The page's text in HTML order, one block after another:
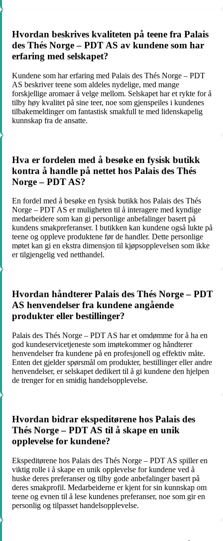
Hvordan beskrives kvaliteten på teene fra Palais
des Thés Norge – PDT AS av kundene som har
erfaring med selskapet?
Kundene som har erfaring med Palais des Thés Norge – PDT
AS beskriver teene som aldeles nydelige, med mange
forskjellige aromaer å velge mellom. Selskapet har et rykte for å
tilby høy kvalitet på sine teer, noe som gjenspeiles i kundenes
tilbakemeldinger om fantastisk smakfull te med lidenskapelig
kunnskap fra de ansatte.
Hva er fordelen med å besøke en fysisk butikk
kontra å handle på nettet hos Palais des Thés
Norge – PDT AS?
En fordel med å besøke en fysisk butikk hos Palais des Thés
Norge – PDT AS er muligheten til å interagere med kyndige
medarbeidere som kan gi personlige anbefalinger basert på
kundens smakpreferanser. I butikken kan kundene også lukte på
teene og oppleve produktene før de handler. Dette personlige
møtet kan gi en ekstra dimensjon til kjøpsopplevelsen som ikke
er tilgjengelig ved netthandel.
Hvordan håndterer Palais des Thés Norge – PDT
AS henvendelser fra kundene angående
produkter eller bestillinger?
Palais des Thés Norge – PDT AS har et omdømme for å ha en
god kundeservicetjeneste som imøtekommer og håndterer
henvendelser fra kundene på en profesjonell og effektiv måte.
Enten det gjelder spørsmål om produkter, bestillinger eller andre
henvendelser, er selskapet dedikert til å gi kundene den hjelpen
de trenger for en smidig handelsopplevelse.
Hvordan bidrar ekspeditørene hos Palais des
Thés Norge – PDT AS til å skape en unik
opplevelse for kundene?
Ekspeditørene hos Palais des Thés Norge – PDT AS spiller en
viktig rolle i å skape en unik opplevelse for kundene ved å
huske deres preferanser og tilby gode anbefalinger basert på
deres smakprofil. Medarbeiderne er kjent for sin kunnskap om
teene og evnen til å lese kundenes preferanser, noe som gir en
personlig og tilpasset handelsopplevelse.